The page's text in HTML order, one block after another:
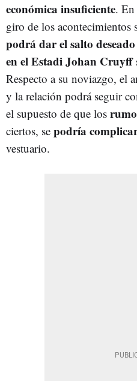
económica insuficiente.
giro de los acontecimientos
podrá dar el salto deseado
en el Estadi Johan Cruyff
Respecto a su noviazgo, el
y la relación podrá seguir
el supuesto de que los
ciertos, se podría
vestuario.